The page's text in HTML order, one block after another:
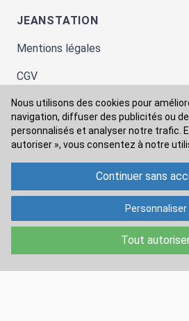
Nous utilisons des cookies pour
navigation, diffuser des publicités ou
personnalisés et analyser notre trafic.
autoriser », vous consentez à notre
Tout
Continuer sans
Personnaliser
JEANSTATION
Mentions légales
CGV
Protections des données
A propos de nous
Guides
Blog
AVIS CLIENTS